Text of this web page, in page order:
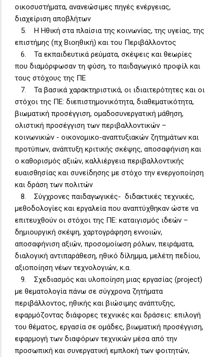
οικοσυστήματα, ανανεώσιμες πηγές ενέργειας,
διαχείριση αποβλήτων
5. Η Ηθική στα πλαίσια της κοινωνίας, της υγείας, της
επιστήμης (πχ Βιοηθική) και του Περιβάλλοντος
6. Τα εκπαιδευτικά ρεύματα, σκέψεις και θεωρίες
που διαμόρφωσαν τη φύση, το παιδαγωγικό προφίλ και
τους στόχους της ΠΕ
7. Τα βασικά χαρακτηριστικά, οι ιδιαιτερότητες και οι
στόχοι της ΠΕ: διεπιστημονικότητα, διαθεματικότητα,
βιωματική προσέγγιση, ομαδοσυνεργατική μάθηση,
ολιστική προσέγγιση των περιβαλλοντικών –
κοινωνικών - οικονομικο-αναπτυξιακών ζητημάτων και
προτύπων, ανάπτυξη κριτικής σκέψης, αποσαφήνιση και
ο καθορισμός αξιών, καλλιέργεια περιβαλλοντικής
ευαισθησίας και συνείδησης με στόχο την ενεργοποίηση
και δράση των πολιτών
8. Σύγχρονες παιδαγωγικές- διδακτικές τεχνικές,
μεθοδολογίες και εργαλεία που αναπτύχθηκαν ώστε να
επιτευχθούν οι στόχοι της ΠΕ: καταιγισμός ιδεών –
δημιουργική σκέψη, χαρτογράφηση εννοιών,
αποσαφήνιση αξιών, προσομοίωση ρόλων, πειράματα,
διαλογική αντιπαράθεση, ηθικό δίλημμα, μελέτη πεδίου,
αξιοποίηση νέων τεχνολογιών, κ.α.
9. Σχεδιασμός και υλοποίηση μιας εργασίας (project)
με θεματολογία πάνω σε σύγχρονα ζητήματα
περιβάλλοντος, ηθικής και βιώσιμης ανάπτυξης,
εφαρμόζοντας διάφορες τεχνικές και δράσεις: επιλογή
του θέματος, εργασία σε ομάδες, βιωματική προσέγγιση,
εφαρμογή των διαφόρων τεχνικών μέσα από την
προσωπική και συνεργατική εμπλοκή των φοιτητών,